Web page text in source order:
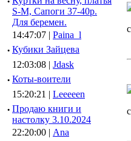
S-M, Сапоги 37-40р.
Для беремен.
14:47:07 | Paina_l
· Кубики Зайцева
12:03:08 | Jdask
· Коты-воители
15:20:21 | Leeeeen
· Продаю книги и
настолку 3.10.2024
22:20:00 | Ana